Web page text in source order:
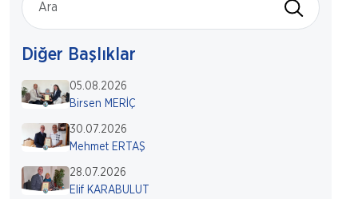
Diğer Başlıklar
05.08.2026
Birsen MERİÇ
30.07.2026
Mehmet ERTAŞ
28.07.2026
Elif KARABULUT